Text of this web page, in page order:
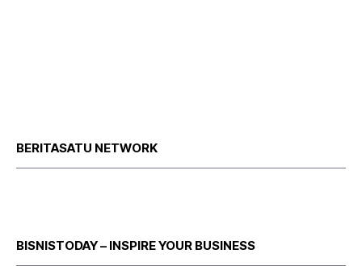
BERITASATU NETWORK
BISNISTODAY – INSPIRE YOUR BUSINESS